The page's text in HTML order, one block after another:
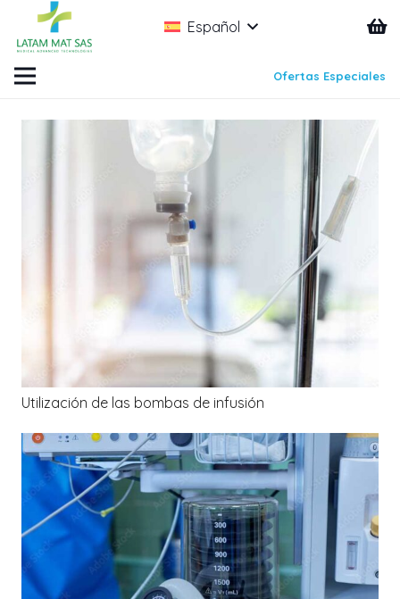
Español
Ofertas Especiales
Utilización de las bombas de infusión